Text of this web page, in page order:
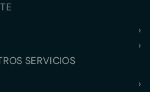
›
›
SERVICIOS
›